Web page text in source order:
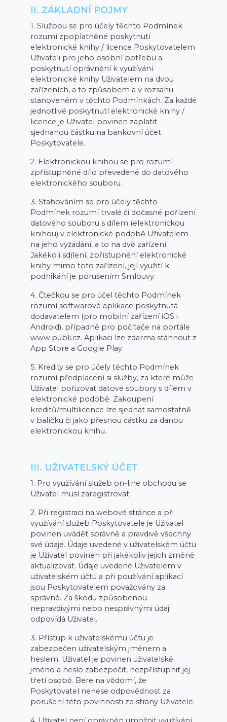
II. ZÁKLADNÍ POJMY
1. Službou se pro účely těchto Podmínek
rozumí zpoplatněné poskytnutí
elektronické knihy / licence Poskytovatelem
Uživateli pro jeho osobní potřebu a
poskytnutí oprávnění k využívání
elektronické knihy Uživatelem na dvou
zařízeních, a to způsobem a v rozsahu
stanoveném v těchto Podmínkách. Za každé
jednotlivé poskytnutí elektronické knihy /
licence je Uživatel povinen zaplatit
sjednanou částku na bankovní účet
Poskytovatele.
2. Elektronickou knihou se pro rozumí
zpřístupněné dílo převedené do datového
elektronického souboru.
3. Stahováním se pro účely těchto
Podmínek rozumí trvalé či dočasné pořízení
datového souboru s dílem (elektronickou
knihou) v elektronické podobě Uživatelem
na jeho vyžádání, a to na dvě zařízení.
Jakékoli sdílení, zpřístupnění elektronické
knihy mimo toto zařízení, její využití k
podnikání je porušením Smlouvy.
4. Čtečkou se pro účel těchto Podmínek
rozumí softwarové aplikace poskytnutá
dodavatelem (pro mobilní zařízení iOS i
Android), případně pro počítače na portále
www.publi.cz. Aplikaci lze zdarma stáhnout z
App Store a Google Play.
5. Kredity se pro účely těchto Podmínek
rozumí předplacení si služby, za které může
Uživatel pořizovat datové soubory s dílem v
elektronické podobě. Zakoupení
kreditů/multilicence lze sjednat samostatně
v balíčku či jako přesnou částku za danou
elektronickou knihu.
III. UŽIVATELSKÝ ÚČET
1. Pro využívání služeb on-line obchodu se
Uživatel musí zaregistrovat.
2. Při registraci na webové stránce a při
využívání služeb Poskytovatele je Uživatel
povinen uvádět správně a pravdivě všechny
své údaje. Údaje uvedené v uživatelském účtu
je Uživatel povinen při jakékoliv jejich změně
aktualizovat. Údaje uvedené Uživatelem v
uživatelském účtu a při používání aplikací
jsou Poskytovatelem považovány za
správné. Za škodu způsobenou
nepravdivými nebo nesprávnými údaji
odpovídá Uživatel.
3. Přístup k uživatelskému účtu je
zabezpečen uživatelským jménem a
heslem. Uživatel je povinen uživatelské
jméno a heslo zabezpečit, nezpřístupnit jej
třetí osobě. Bere na vědomí, že
Poskytovatel nenese odpovědnost za
porušení této povinnosti ze strany Uživatele.